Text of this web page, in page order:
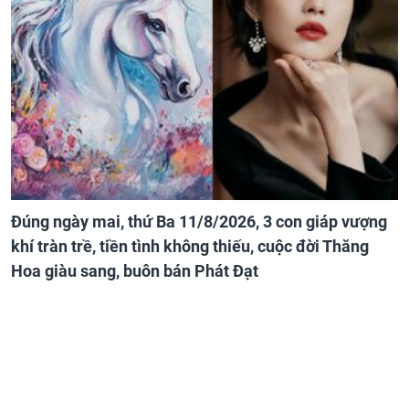
Đúng ngày mai, thứ Ba 11/8/2026, 3 con giáp vượng
khí tràn trề, tiền tình không thiếu, cuộc đời Thăng
Hoa giàu sang, buôn bán Phát Đạt